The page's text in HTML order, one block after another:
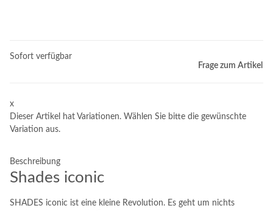
Sofort verfügbar
Frage zum Artikel
x
Dieser Artikel hat Variationen. Wählen Sie bitte die gewünschte
Variation aus.
Beschreibung
Shades iconic
SHADES iconic ist eine kleine Revolution. Es geht um nichts